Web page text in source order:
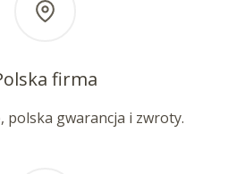
firma
polska gwarancja i zwroty.